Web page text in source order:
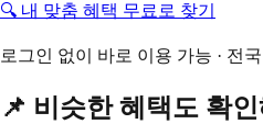
🔍 내 맞춤 혜택 무료로 찾기
로그인 없이 바로 이용 가능 · 전
📌 비슷한 혜택도 확